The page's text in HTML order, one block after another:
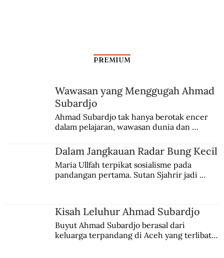
PREMIUM
Wawasan yang Menggugah Ahmad
Subardjo
Ahmad Subardjo tak hanya berotak encer
dalam pelajaran, wawasan dunia dan
Jules Verne, Multatuli, hingga Sun Yat-sen.
Dalam Jangkauan Radar Bung Kecil
Maria Ullfah terpikat sosialisme pada
pandangan pertama. Sutan Sjahrir jadi
Kisah Leluhur Ahmad Subardjo
Buyut Ahmad Subardjo berasal dari
keluarga terpandang di Aceh yang terlibat